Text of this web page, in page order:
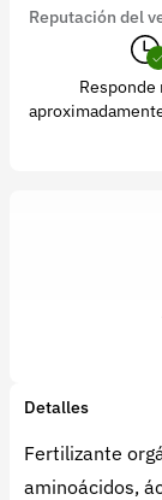
Reputación del
Responde
Detalles
Fertilizante
aminoácidos,